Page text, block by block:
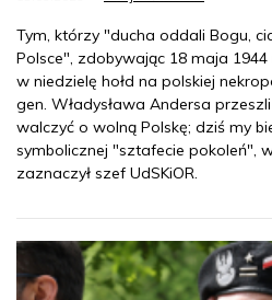
Tym, którzy "ducha oddali Bogu,
Polsce", zdobywając 18 maja
w niedzielę hołd na polskiej
gen. Władysława Andersa
walczyć o wolną Polskę; dziś my
symbolicznej "sztafecie pokoleń",
zaznaczył szef UdSKiOR.